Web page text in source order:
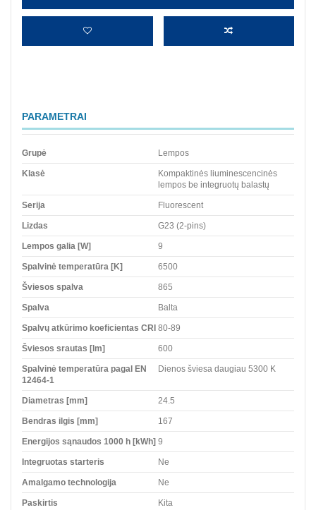
PARAMETRAI
Grupė Lempos
Klasė
Kompaktinės liuminescencinės
lempos be integruotų balastų
Serija Fluorescent
Lizdas G23 (2-pins)
Lempos galia [W] 9
Spalvinė temperatūra [K] 6500
Šviesos spalva 865
Spalva Balta
Spalvų atkūrimo koeficientas CRI 80-89
Šviesos srautas [lm] 600
Spalvinė temperatūra pagal EN
12464-1
Dienos šviesa daugiau 5300 K
Diametras [mm] 24.5
Bendras ilgis [mm] 167
Energijos sąnaudos 1000 h [kWh] 9
Integruotas starteris Ne
Amalgamo technologija Ne
Paskirtis Kita